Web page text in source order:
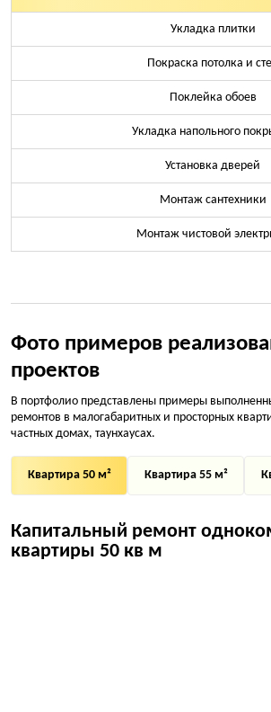
Укладка плитки
Покраска потолка и
Поклейка обоев
Укладка напольного
Установка дверей
Монтаж сантехники
Монтаж чистовой
Фото примеров
проектов
В портфолио представлены примеры
ремонтов в малогабаритных и просторных
частных домах, таунхаусах.
Квартира 50 м² Квартира 55 м²
Капитальный ремонт
квартиры 50 кв м